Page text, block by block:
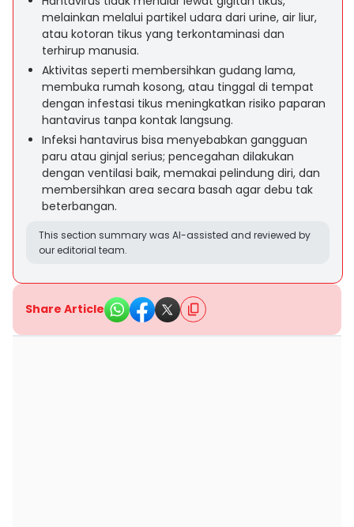
melainkan melalui partikel udara dari urine, air liur,
atau kotoran tikus yang terkontaminasi dan
terhirup manusia.
Aktivitas seperti membersihkan gudang lama,
membuka rumah kosong, atau tinggal di tempat
dengan infestasi tikus meningkatkan risiko paparan
hantavirus tanpa kontak langsung.
Infeksi hantavirus bisa menyebabkan gangguan
paru atau ginjal serius; pencegahan dilakukan
dengan ventilasi baik, memakai pelindung diri, dan
membersihkan area secara basah agar debu tak
beterbangan.
This section summary was AI-assisted and reviewed by
our editorial team.
Share Article